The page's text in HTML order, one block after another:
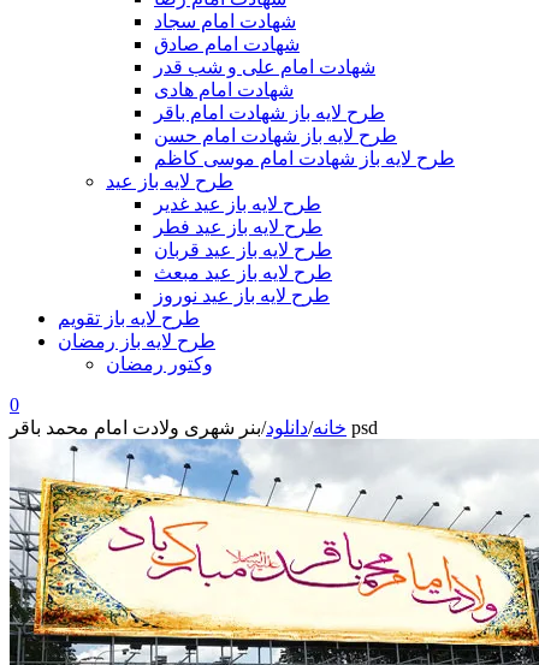
شهادت امام سجاد
شهادت امام صادق
شهادت امام علی و شب قدر
شهادت امام هادی
طرح لایه باز شهادت امام باقر
طرح لایه باز شهادت امام حسن
طرح لایه باز شهادت امام موسی کاظم
طرح لایه باز عید
طرح لایه باز عید غدیر
طرح لایه باز عید فطر
طرح لایه باز عید قربان
طرح لایه باز عید مبعث
طرح لایه باز عید نوروز
طرح لایه باز تقویم
طرح لایه باز رمضان
وکتور رمضان
0
خانه/دانلود/ بنر شهری ولادت امام محمد باقر psd